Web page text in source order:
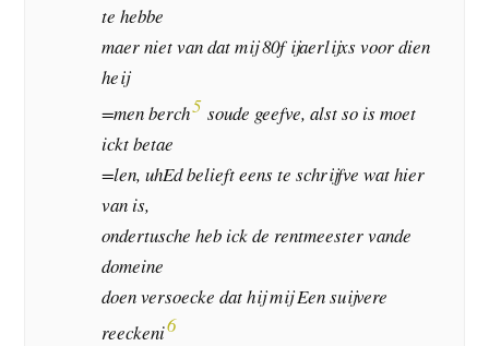
te hebbe
maer niet van dat mij 80f ijaerlijxs voor dien
heij
=men berch5 soude geefve, alst so is moet
ickt betae
=len, uhEd belieft eens te schrijfve wat hier
van is,
ondertusche heb ick de rentmeester vande
domeine
doen versoecke dat hij mij Een suijvere
reeckeni6